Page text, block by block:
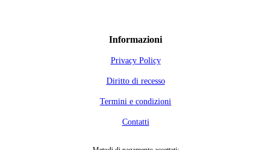
Informazioni
Privacy Policy
Diritto di recesso
Termini e condizioni
Contatti